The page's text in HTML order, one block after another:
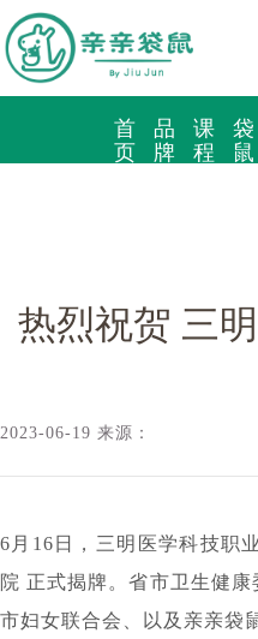
首
页
品
牌
海外
课
程
三
袋
鼠
热烈祝贺 三明医
热烈祝贺 三
2023-06-19 来源：
6月16日，三明医学科技职
院 正式揭牌。省市卫生健
市妇女联合会、以及亲亲袋